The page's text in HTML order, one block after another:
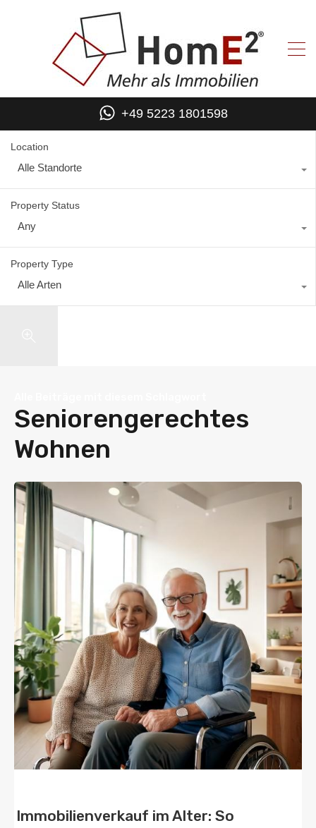
+49 5223 1801598
Location
Alle Standorte
Property Status
Any
Property Type
Alle Arten
Seniorengerechtes
Wohnen
Immobilienverkauf im Alter: So